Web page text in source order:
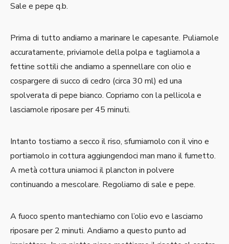
Sale e pepe q.b.
Prima di tutto andiamo a marinare le capesante. Puliamole
accuratamente, priviamole della polpa e tagliamola a
fettine sottili che andiamo a spennellare con olio e
cospargere di succo di cedro (circa 30 ml) ed una
spolverata di pepe bianco. Copriamo con la pellicola e
lasciamole riposare per 45 minuti.
Intanto tostiamo a secco il riso, sfumiamolo con il vino e
portiamolo in cottura aggiungendoci man mano il fumetto.
A metà cottura uniamoci il plancton in polvere
continuando a mescolare. Regoliamo di sale e pepe.
A fuoco spento mantechiamo con l’olio evo e lasciamo
riposare per 2 minuti. Andiamo a questo punto ad